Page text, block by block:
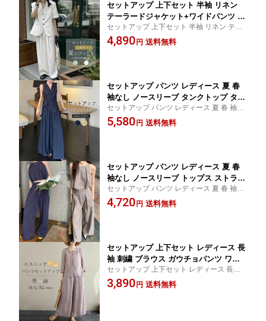
セットアップ 上下セット 半袖 リネン
テーラードジャケット+ワイドパンツ ロ
ングパンツ 2点セット フォーマルスーツ
パンツスーツ スーツセット 無地 ボトム
セットアップ 上下セット 半袖 リネン テー
ラードジャケット+ワイドパンツ ロングパ
ンツ 2点セット フォーマルスーツ パンツス
4,890 円 送料無料
セットアップ パンツ レディース 夏 春
袖なし ノースリーブ タンクトップ タン
ク ワイド ロングパンツ きれいめ 2点セ
ット 上下 パンツスーツ ガチョウパンツ
セットアップ パンツ レディース 夏 春 袖な
し ノースリーブ タンクトップ タンク ワイ
ド ロングパンツ きれいめ 2点セット 上下
5,580 円 送料無料
セットアップ パンツ レディース 夏 春
袖なし ノースリーブ トップス ストライ
プ柄 タンクトップ ワイド ロングパンツ
きれいめ 2点セット 上下 パンツスーツ
セットアップ パンツ レディース 夏 春 袖な
し ノースリーブ トップス ストライプ柄 タ
ンクトップ ワイド ロングパンツ きれいめ 2
4,720 円 送料無料
セットアップ 上下セット レディース 長
袖 刺繍 ブラウス ガウチョパンツ ワイ
ドパンツ エスニック 2点セット ロング
パンツ ウエストゴム 刺繍 シャツ ゆっ
セットアップ 上下セット レディース 長袖
刺繍 ブラウス ガウチョパンツ ワイドパン
ツ エスニック 2点セット ロングパンツ ウエ
3,890 円 送料無料